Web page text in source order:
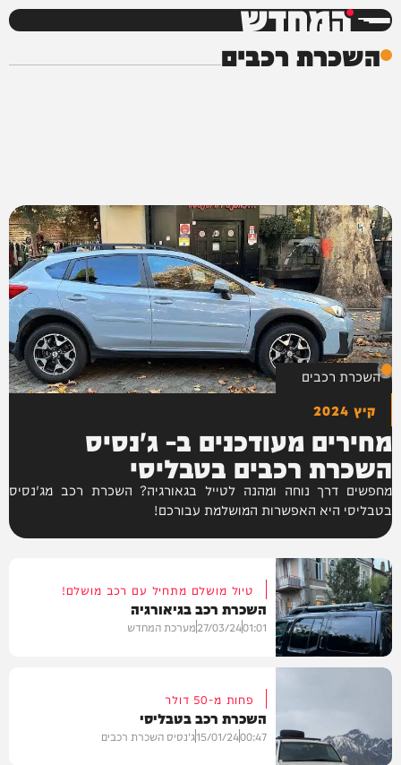
המחדש
השכרת רכבים
השכרת רכבים
קיץ 2024
מחירים מעודכנים ב- ג'נסיס
השכרת רכבים בטבליסי
מחפשים דרך נוחה ומהנה לטייל בגאורגיה? השכרת רכב מג'נסיס
בטבליסי היא האפשרות המושלמת עבורכם!
צרכנות
טיול מושלם מתחיל עם רכב מושלם!
השכרת רכב בגיאורגיה
01:01
27/03/24מערכת המחדש
פחות מ-50 דולר
השכרת רכב בטבליסי
00:47
15/01/24ג'נסיס השכרת רכבים